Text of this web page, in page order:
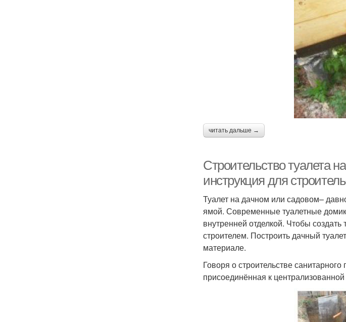
читать дальше →
Строительство туалета
инструкция для
Туалет на дачном или садовом–
ямой. Современные туалетные
внутренней отделкой. Чтобы
строителем. Построить дачный
материале.
Говоря о строительстве
присоединённая к